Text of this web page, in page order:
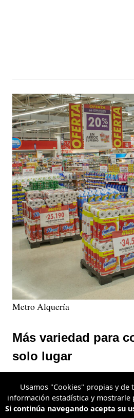
Metro Alquería
Más variedad para
solo lugar
La propuesta también se apoya
categorías que incluyen
verduras, carnes, bebidas,
Usamos "Cookies" propias y de
información estadística y mostrarle
Si continúa navegando acepta su